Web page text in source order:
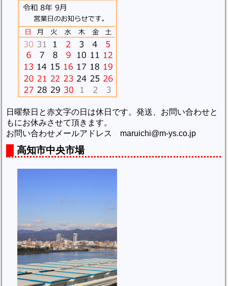
日曜祭日と赤文字の日は休日です。発送、お問い合わせと
もにお休みさせて頂きます。
お問い合わせメールアドレス maruichi@m-ys.co.jp
高知市中央市場